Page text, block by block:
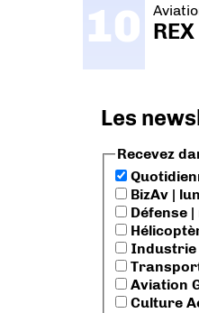
Les
Recevez
BizAv |
Défense
Industrie
Aviation
Culture